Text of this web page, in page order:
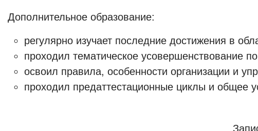
Дополнительное образование:
регулярно изучает последние достижения в
проходил тематическое усовершенствование
освоил правила, особенности организации и
проходил предаттестационные циклы и общее